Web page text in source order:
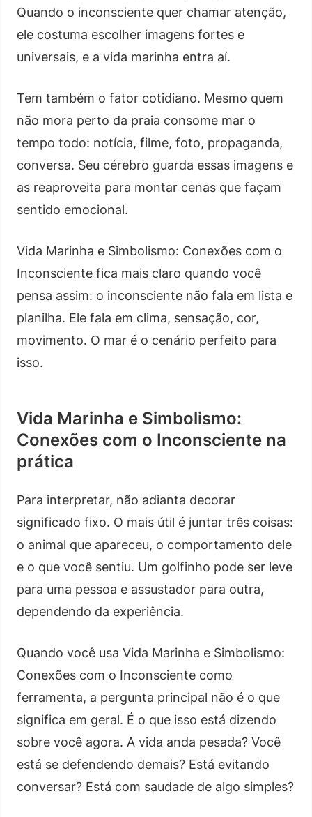
Quando o inconsciente quer chamar atenção,
ele costuma escolher imagens fortes e
universais, e a vida marinha entra aí.
Tem também o fator cotidiano. Mesmo quem
não mora perto da praia consome mar o
tempo todo: notícia, filme, foto, propaganda,
conversa. Seu cérebro guarda essas imagens e
as reaproveita para montar cenas que façam
sentido emocional.
Vida Marinha e Simbolismo: Conexões com o
Inconsciente fica mais claro quando você
pensa assim: o inconsciente não fala em lista e
planilha. Ele fala em clima, sensação, cor,
movimento. O mar é o cenário perfeito para
isso.
Vida Marinha e Simbolismo:
Conexões com o Inconsciente na
prática
Para interpretar, não adianta decorar
significado fixo. O mais útil é juntar três coisas:
o animal que apareceu, o comportamento dele
e o que você sentiu. Um golfinho pode ser leve
para uma pessoa e assustador para outra,
dependendo da experiência.
Quando você usa Vida Marinha e Simbolismo:
Conexões com o Inconsciente como
ferramenta, a pergunta principal não é o que
significa em geral. É o que isso está dizendo
sobre você agora. A vida anda pesada? Você
está se defendendo demais? Está evitando
conversar? Está com saudade de algo simples?